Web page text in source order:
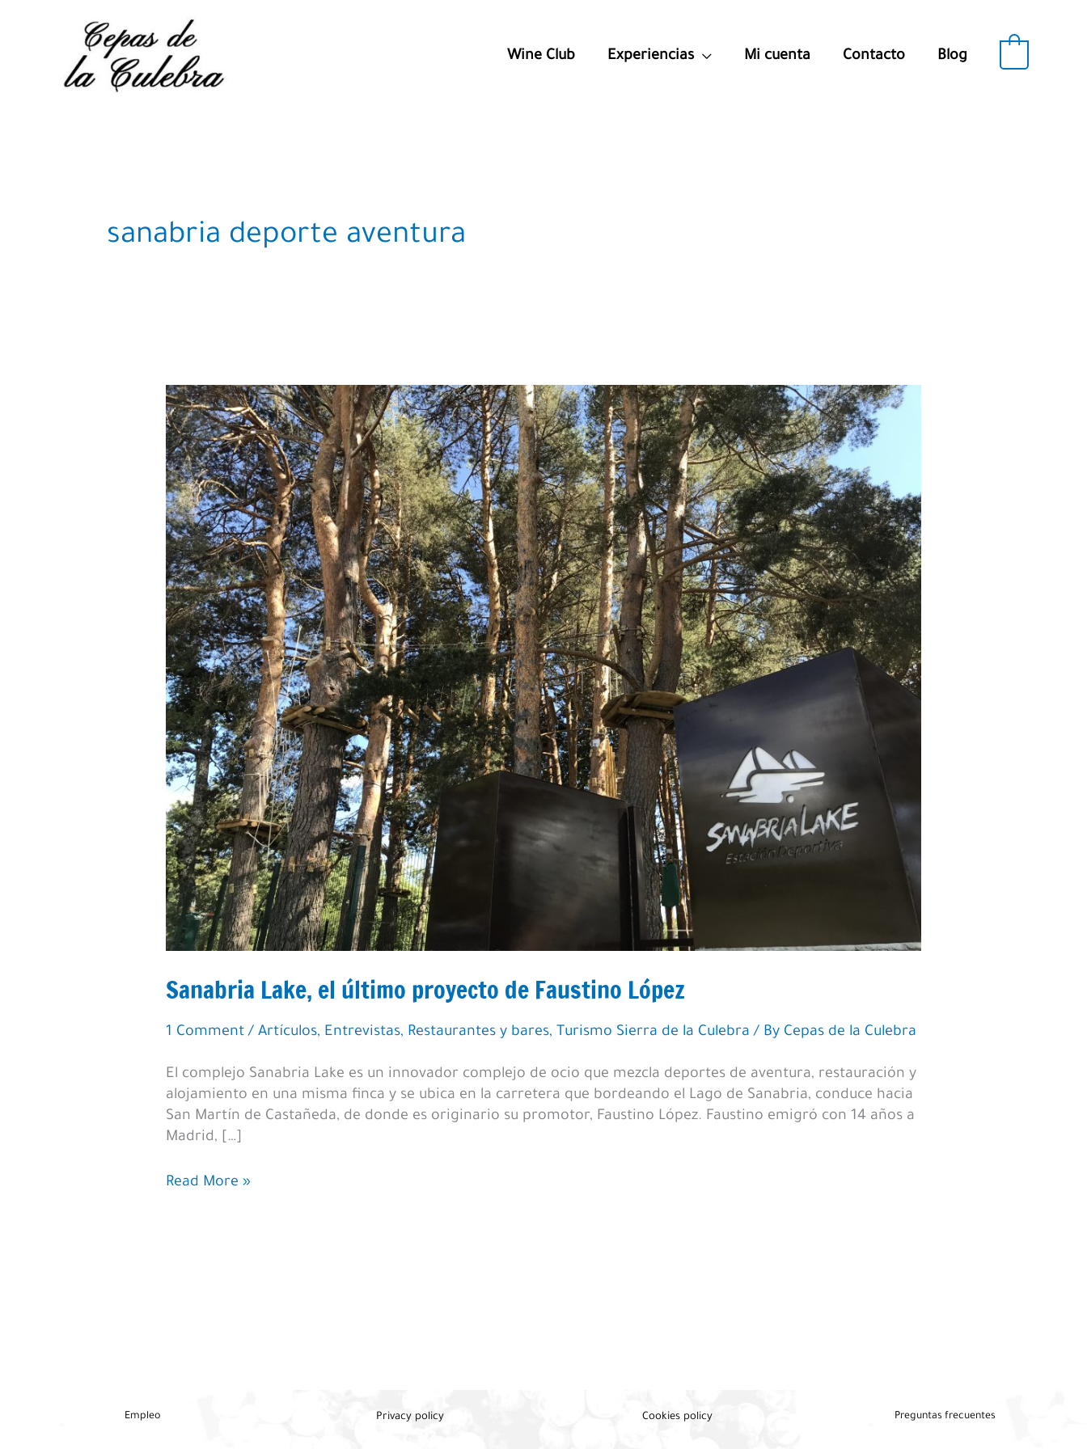
Wine Club Experiencias Mi cuenta Contacto Blog
sanabria deporte aventura
Sanabria Lake, el último proyecto de Faustino López
1 Comment /Artículos, Entrevistas, Restaurantes y bares, Turismo Sierra de la Culebra / By Cepas de la Culebra
El complejo Sanabria Lake es un innovador complejo de ocio que mezcla deportes de aventura, restauración y
alojamiento en una misma finca y se ubica en la carretera que bordeando el Lago de Sanabria, conduce hacia
San Martín de Castañeda, de donde es originario su promotor, Faustino López. Faustino emigró con 14 años a
Madrid, […]
Sanabria
Read More »
Empleo Privacy policy Cookies policy Preguntas frecuentes